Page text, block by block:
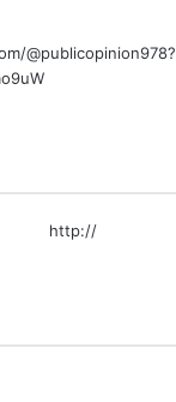
@publicopinion978?
http://